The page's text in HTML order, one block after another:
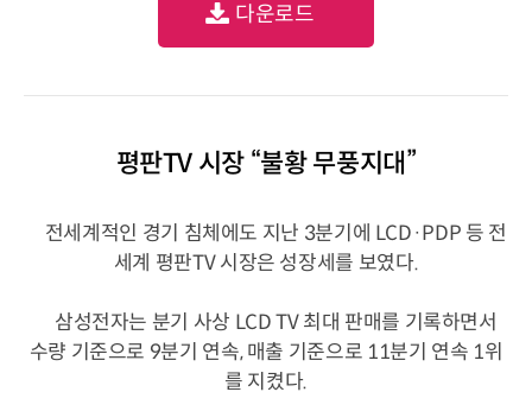
다운로드
평판TV 시장 “불황 무풍지대”
전세계적인 경기 침체에도 지난 3분기에 LCD·PDP 등 전
세계 평판TV 시장은 성장세를 보였다.
삼성전자는 분기 사상 LCD TV 최대 판매를 기록하면서
수량 기준으로 9분기 연속, 매출 기준으로 11분기 연속 1위
를 지켰다.